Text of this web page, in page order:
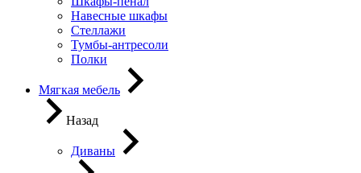
Навесные шкафы
Стеллажи
Тумбы-антресоли
Полки
Мягкая мебель
Назад
Диваны